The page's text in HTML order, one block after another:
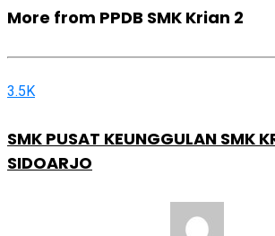
More from PPDB SMK Krian 2
3.5K
SMK PUSAT KEUNGGULAN SMK
SIDOARJO